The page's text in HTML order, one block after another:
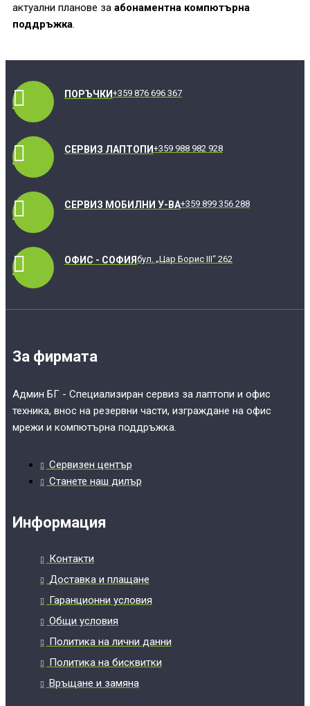
актуални планове за абонаментна компютърна
поддръжка.
ПОРЪЧКИ +359 876 696 367
СЕРВИЗ ЛАПТОПИ +359 988 982 928
СЕРВИЗ МОБИЛНИ У-ВА+359 899 356 288
ОФИС - СОФИЯ бул. „Цар Борис III“ 262
За фирмата
Админ БГ - Специализиран сервиз за лаптопи и офис
техника, внос на резервни части, изграждане на офис
мрежи и компютърна поддръжка.
Сервизен център
Станете наш дилър
Информация
Контакти
Доставка и плащане
Гаранционни условия
Общи условия
Политика на лични данни
Политика на бисквитки
Връщане и замяна